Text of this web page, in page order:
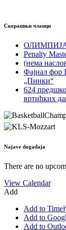
Скорашњи чланци
Penalty
(нема
Фајнал фор
„Пинки“
624
вртићких
Najave događaja
There are no
View Calendar
Add
Add to
Add to
Add to